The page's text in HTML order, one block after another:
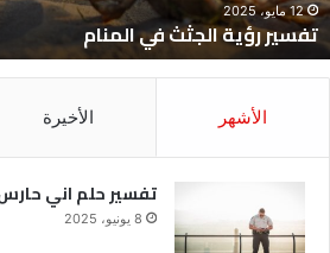
12 مايو، 2025
تفسير رؤية الجثث في المنام
الأشهر الأخيرة
تفسير حلم اني
8 يونيو، 2025